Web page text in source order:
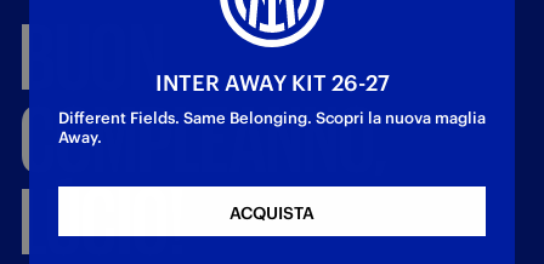
BUON
COMPLEANNO,
LÚCIO!
INTER AWAY KIT 26-27
Different Fields. Same Belonging. Scopri la nuova maglia
Away.
ACQUISTA